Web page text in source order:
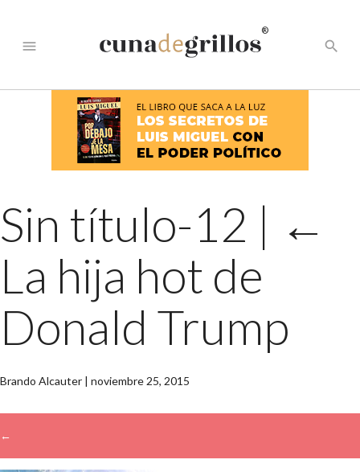
menu
®
search
Sin título-12 | ←
La hija hot de
Donald Trump
Brando Alcauter | noviembre 25, 2015
←